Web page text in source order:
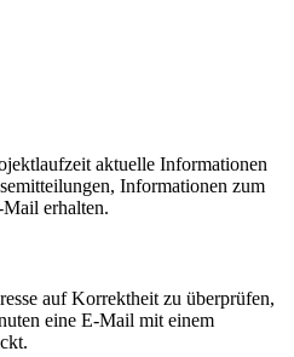
aktuelle Informationen
Informationen zum
erhalten.
auf Korrektheit zu überprüfen,
eine E-Mail mit einem